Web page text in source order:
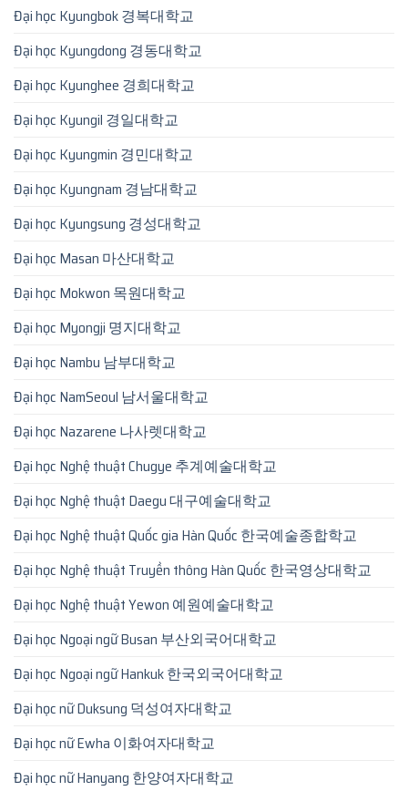
Đại học Kyungbok 경복대학교
Đại học Kyungdong 경동대학교
Đại học Kyunghee 경희대학교
Đại học Kyungil 경일대학교
Đại học Kyungmin 경민대학교
Đại học Kyungnam 경남대학교
Đại học Kyungsung 경성대학교
Đại học Masan 마산대학교
Đại học Mokwon 목원대학교
Đại học Myongji 명지대학교
Đại học Nambu 남부대학교
Đại học NamSeoul 남서울대학교
Đại học Nazarene 나사렛대학교
Đại học Nghệ thuật Chugye 추계예술대학교
Đại học Nghệ thuật Daegu 대구예술대학교
Đại học Nghệ thuật Quốc gia Hàn Quốc 한국예술종합학교
Đại học Nghệ thuật Truyền thông Hàn Quốc 한국영상대학교
Đại học Nghệ thuật Yewon 예원예술대학교
Đại học Ngoại ngữ Busan 부산외국어대학교
Đại học Ngoại ngữ Hankuk 한국외국어대학교
Đại học nữ Duksung 덕성여자대학교
Đại học nữ Ewha 이화여자대학교
Đại học nữ Hanyang 한양여자대학교